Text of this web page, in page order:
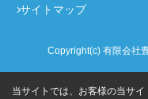
サイトマップ
Copyright(c) 有限会社
当サイトでは、お客様の当サ